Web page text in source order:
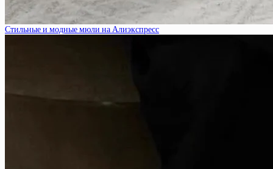
Стильные и модные мюли на Алиэкспресс